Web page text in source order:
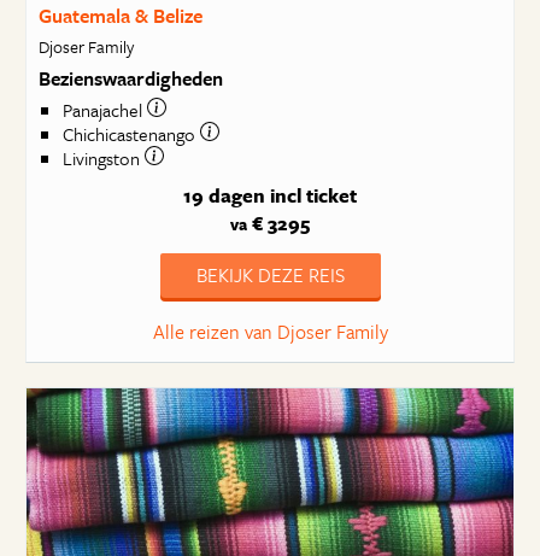
Guatemala & Belize
Djoser Family
Bezienswaardigheden
Panajachel
Chichicastenango
Livingston
19 dagen incl ticket
va € 3295
BEKIJK DEZE REIS
Alle reizen van Djoser Family